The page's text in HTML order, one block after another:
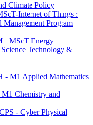
Climate Policy
Internet of Things :
Management Program
- MScT-Energy
Technology &
- M1 Applied Mathematics
Chemistry and
- Cyber Physical